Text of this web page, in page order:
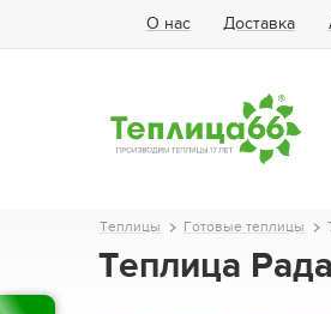
О нас Доставка
Теплицы Готовые теплицы
Теплица